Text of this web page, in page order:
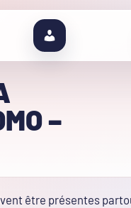
–
être présentes